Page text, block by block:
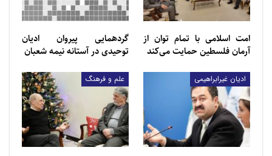
استفاده از اطلاعات پایگاه‌ داده‌های معتبر و بخشی از آن‌ها
دانشگاه‌ها، البته پس از بررسی صحت، محاسبه می‌شوند و
جایگاه اول آموزش در بین دانشگاه‌های غیرانتفاعی افتخاری
دیگر بیافریند.
امت اسلامی با تمام توان از
آرمان فلسطین حمایت می‌کند
گردهمایی پیروان ادیان
توحیدی در آستانه نیمه شعبان
ادیان غیرابراهیمی علم و فرهنگ